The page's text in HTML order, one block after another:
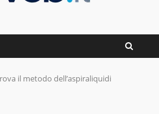
il metodo dell’aspiraliquidi